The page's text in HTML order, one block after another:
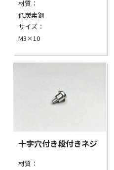
材質：
低炭素鋼
サイズ：
M3×10
十字穴付き段付きネジ
材質：